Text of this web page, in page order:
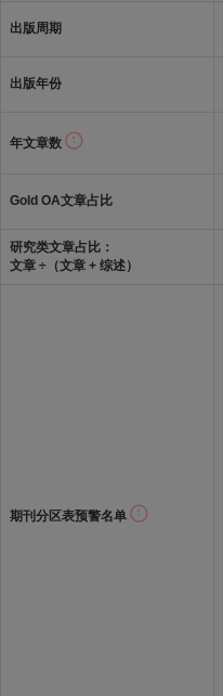
出版周期
出版年份
年文章数
Gold OA文章占比
研究类文章占比：
文章 ÷（文章 + 综述）
期刊分区表预警名单